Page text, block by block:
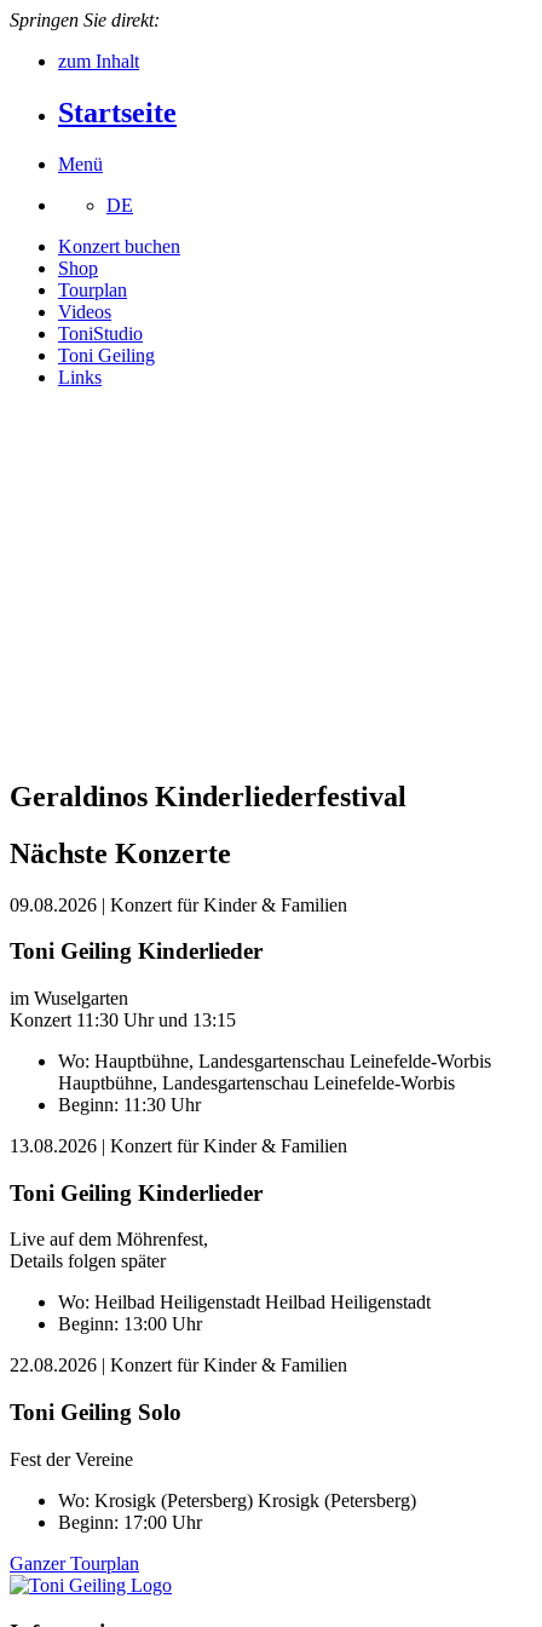
Springen Sie direkt:
zum Inhalt
Startseite
Menü
DE
Konzert buchen
Shop
Tourplan
Videos
ToniStudio
Toni Geiling
Links
Geraldinos Kinderliederfestival
Nächste Konzerte
09.08.2026 | Konzert für Kinder & Familien
Toni Geiling Kinderlieder
im Wuselgarten
Konzert 11:30 Uhr und 13:15
Wo: Hauptbühne, Landesgartenschau Leinefelde-Worbis
Hauptbühne, Landesgartenschau Leinefelde-Worbis
Beginn: 11:30 Uhr
13.08.2026 | Konzert für Kinder & Familien
Toni Geiling Kinderlieder
Live auf dem Möhrenfest,
Details folgen später
Wo: Heilbad Heiligenstadt Heilbad Heiligenstadt
Beginn: 13:00 Uhr
22.08.2026 | Konzert für Kinder & Familien
Toni Geiling Solo
Fest der Vereine
Wo: Krosigk (Petersberg) Krosigk (Petersberg)
Beginn: 17:00 Uhr
Ganzer Tourplan